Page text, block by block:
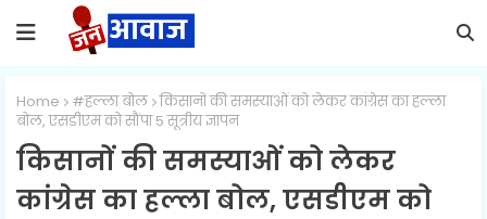
Home #हल्ला बोल किसानों की समस्याओं को लेकर कांग्रेस का हल्ला
बोल, एसडीएम को सौंपा 5 सूत्रीय ज्ञापन
किसानों की समस्याओं को लेकर
कांग्रेस का हल्ला बोल, एसडीएम को